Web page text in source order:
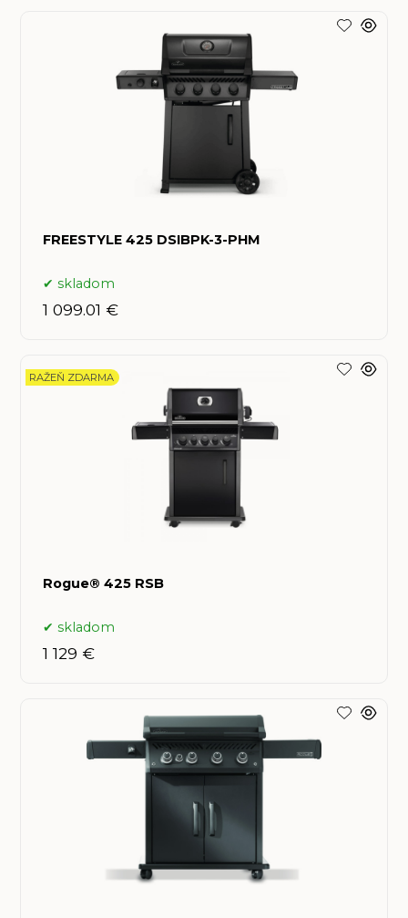
FREESTYLE 425 DSIBPK-3-PHM
skladom
1 099.01 €
Rogue® 425 RSB
RAŽEŇ ZDARMA
skladom
1 129 €